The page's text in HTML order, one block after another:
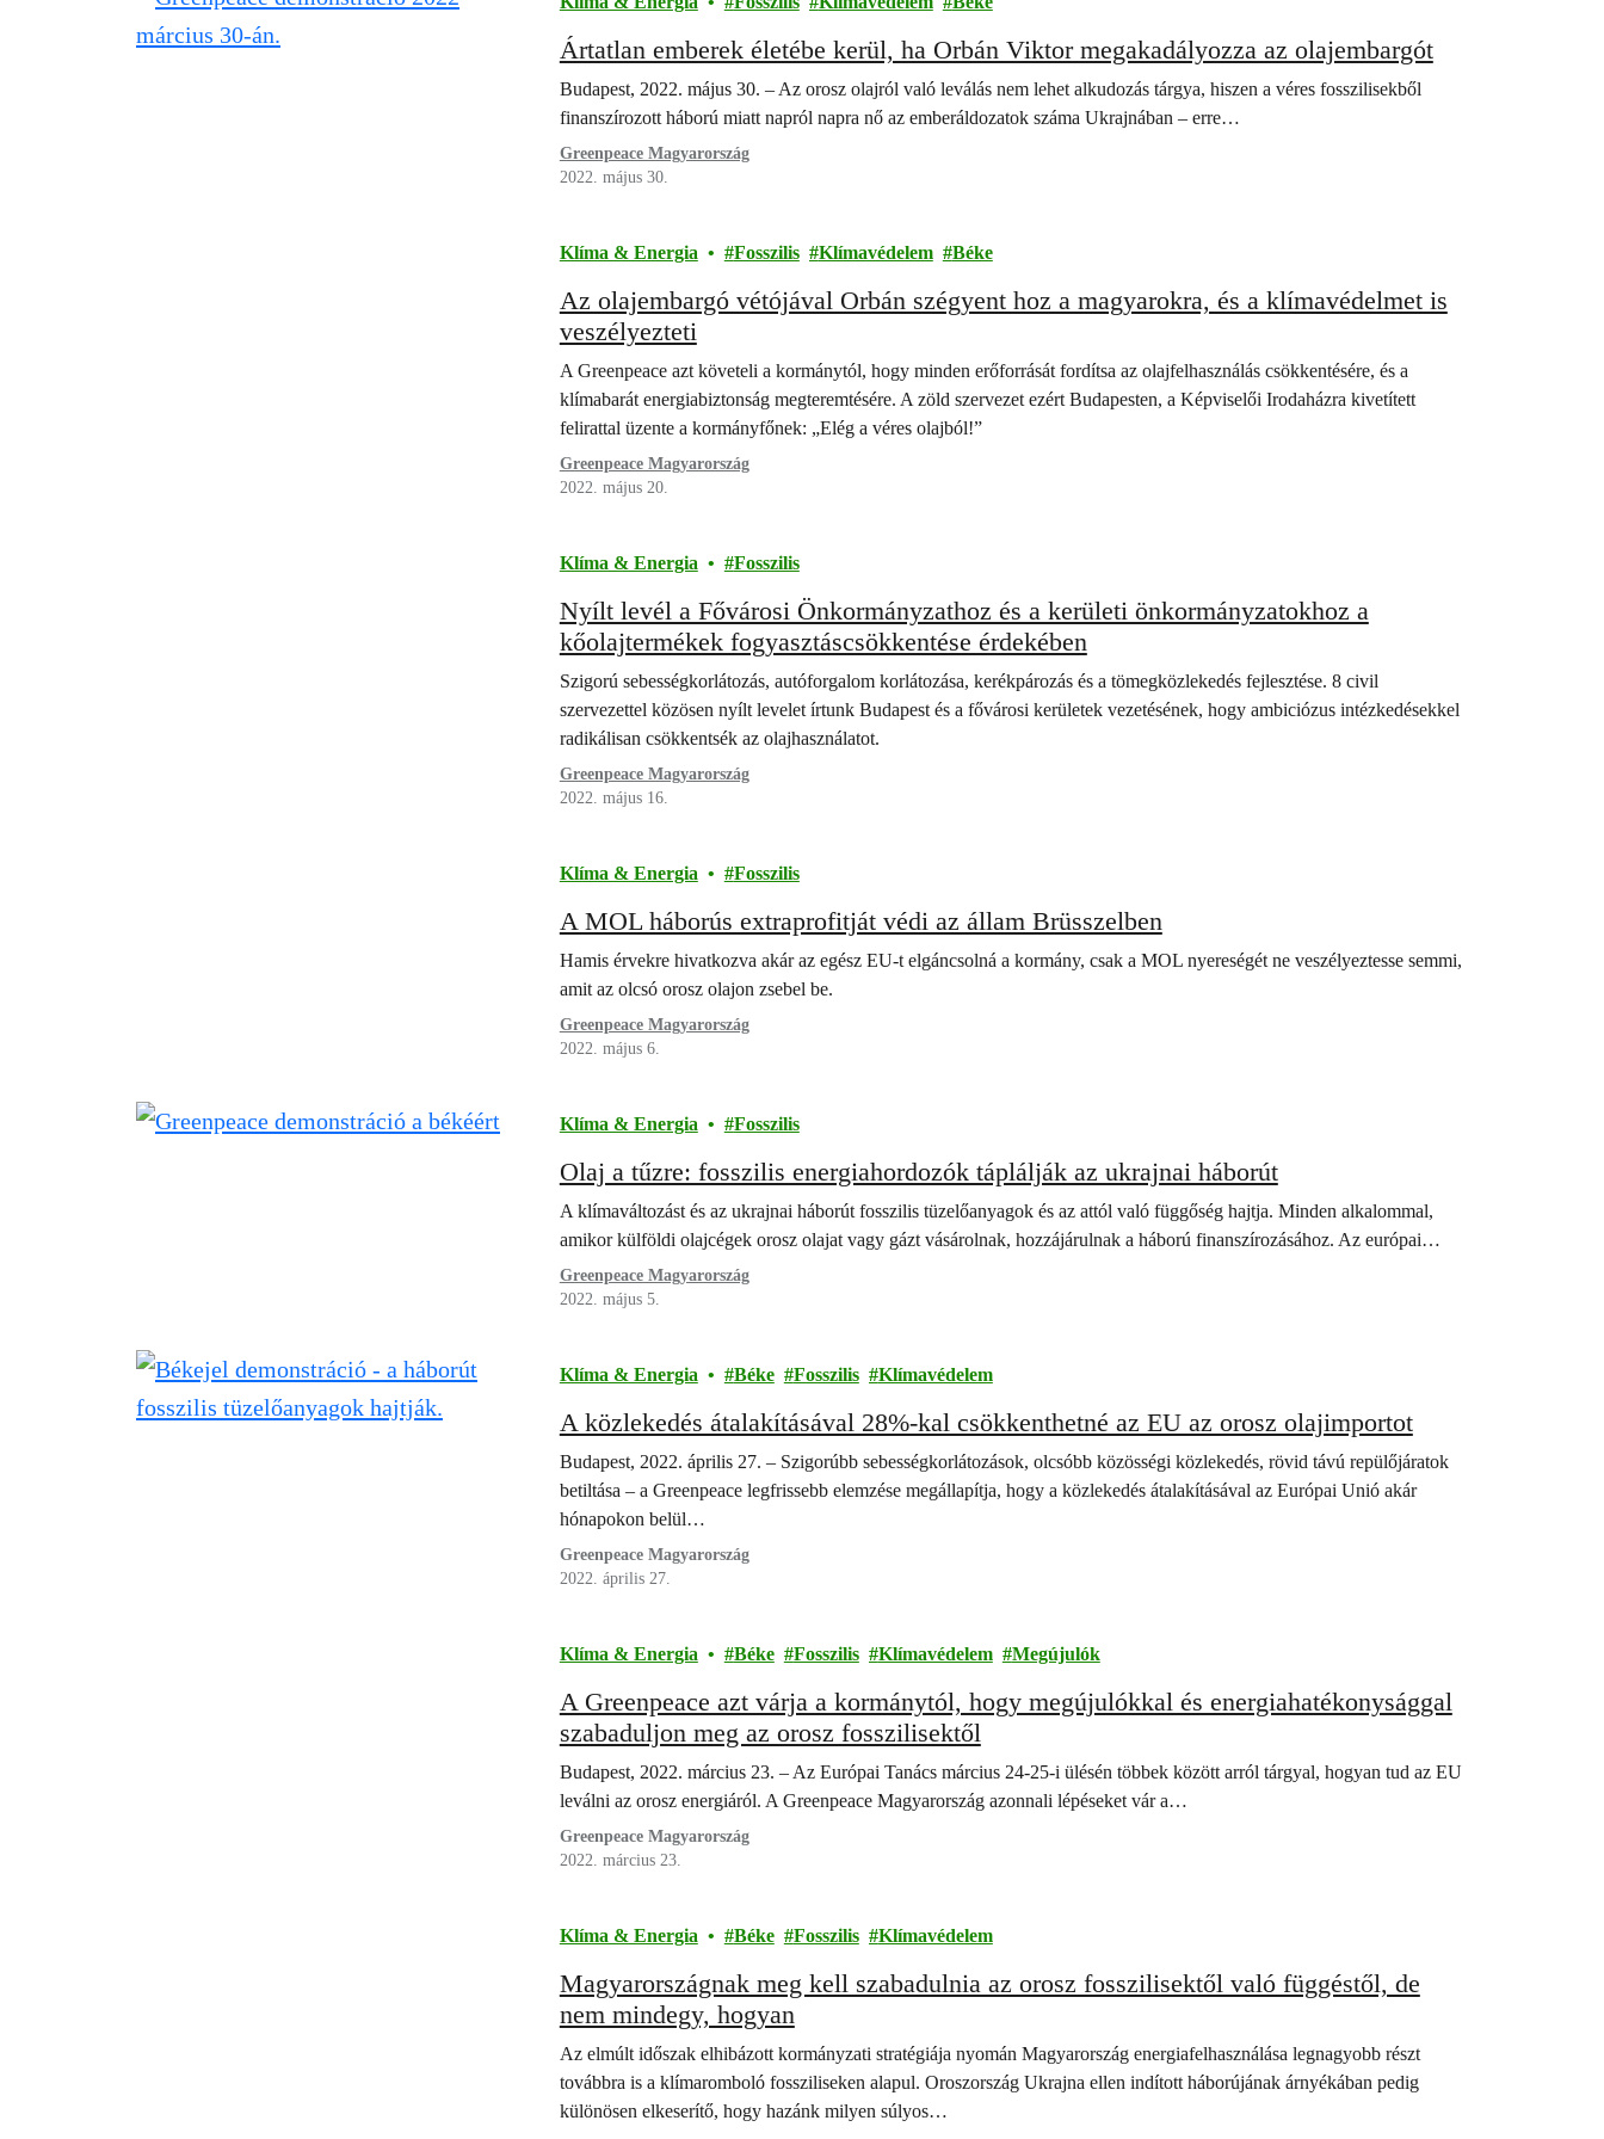
Ártatlan emberek életébe kerül, ha Orbán Viktor megakadályozza az olajembargót
Budapest, 2022. május 30. – Az orosz olajról való leválás nem lehet alkudozás tárgya, hiszen a véres fosszilisekből
finanszírozott háború miatt napról napra nő az emberáldozatok száma Ukrajnában – erre…
Greenpeace Magyarország
2022. május 30.
Klíma & Energia Fosszilis Klímavédelem Béke
Az olajembargó vétójával Orbán szégyent hoz a magyarokra, és a klímavédelmet is
veszélyezteti
A Greenpeace azt követeli a kormánytól, hogy minden erőforrását fordítsa az olajfelhasználás csökkentésére, és a
klímabarát energiabiztonság megteremtésére. A zöld szervezet ezért Budapesten, a Képviselői Irodaházra kivetített
felirattal üzente a kormányfőnek: „Elég a véres olajból!”
Greenpeace Magyarország
2022. május 20.
Klíma & Energia Fosszilis
Nyílt levél a Fővárosi Önkormányzathoz és a kerületi önkormányzatokhoz a
kőolajtermékek fogyasztáscsökkentése érdekében
Szigorú sebességkorlátozás, autóforgalom korlátozása, kerékpározás és a tömegközlekedés fejlesztése. 8 civil
szervezettel közösen nyílt levelet írtunk Budapest és a fővárosi kerületek vezetésének, hogy ambiciózus intézkedésekkel
radikálisan csökkentsék az olajhasználatot.
Greenpeace Magyarország
2022. május 16.
Klíma & Energia Fosszilis
A MOL háborús extraprofitját védi az állam Brüsszelben
Hamis érvekre hivatkozva akár az egész EU-t elgáncsolná a kormány, csak a MOL nyereségét ne veszélyeztesse semmi,
amit az olcsó orosz olajon zsebel be.
Greenpeace Magyarország
2022. május 6.
Klíma & Energia Fosszilis
Olaj a tűzre: fosszilis energiahordozók táplálják az ukrajnai háborút
A klímaváltozást és az ukrajnai háborút fosszilis tüzelőanyagok és az attól való függőség hajtja. Minden alkalommal,
amikor külföldi olajcégek orosz olajat vagy gázt vásárolnak, hozzájárulnak a háború finanszírozásához. Az európai…
Greenpeace Magyarország
2022. május 5.
Klíma & Energia Béke Fosszilis Klímavédelem
A közlekedés átalakításával 28%-kal csökkenthetné az EU az orosz olajimportot
Budapest, 2022. április 27. – Szigorúbb sebességkorlátozások, olcsóbb közösségi közlekedés, rövid távú repülőjáratok
betiltása – a Greenpeace legfrissebb elemzése megállapítja, hogy a közlekedés átalakításával az Európai Unió akár
hónapokon belül…
Greenpeace Magyarország
2022. április 27.
Klíma & Energia Béke Fosszilis Klímavédelem Megújulók
A Greenpeace azt várja a kormánytól, hogy megújulókkal és energiahatékonysággal
szabaduljon meg az orosz fosszilisektől
Budapest, 2022. március 23. – Az Európai Tanács március 24-25-i ülésén többek között arról tárgyal, hogyan tud az EU
leválni az orosz energiáról. A Greenpeace Magyarország azonnali lépéseket vár a…
Greenpeace Magyarország
2022. március 23.
Klíma & Energia Béke Fosszilis Klímavédelem
Magyarországnak meg kell szabadulnia az orosz fosszilisektől való függéstől, de
nem mindegy, hogyan
Az elmúlt időszak elhibázott kormányzati stratégiája nyomán Magyarország energiafelhasználása legnagyobb részt
továbbra is a klímaromboló fossziliseken alapul. Oroszország Ukrajna ellen indított háborújának árnyékában pedig
különösen elkeserítő, hogy hazánk milyen súlyos…